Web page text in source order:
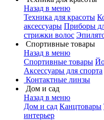
Назад в меню
Техника для красоты
аксессуары Приборы
стрижки волос
Спортивные товары
Назад в меню
Спортивные товары
Аксессуары для спорта
Контактные линзы
Дом и сад
Назад в меню
Дом и сад Канцтовары
интерьер